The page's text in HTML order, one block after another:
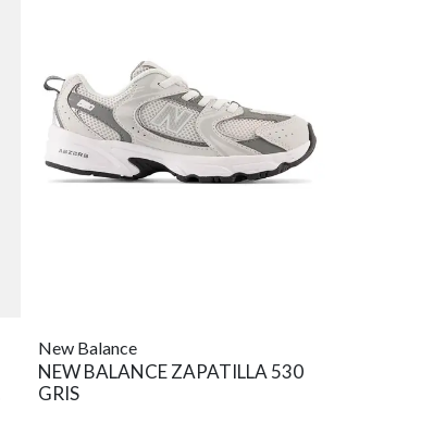
New Balance
NEW BALANCE ZAPATILLA 530
GRIS